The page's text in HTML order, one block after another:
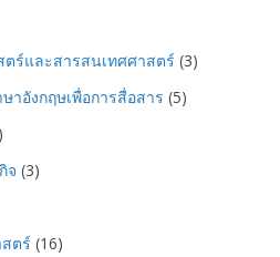
ร์และสารสนเทศศาสตร์ (3)
อังกฤษเพื่อการสื่อสาร (5)
จ (3)
ตร์ (16)